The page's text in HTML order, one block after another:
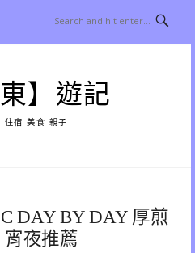
】遊記
住宿 美食 親子
DAY BY DAY 厚煎
夜推薦